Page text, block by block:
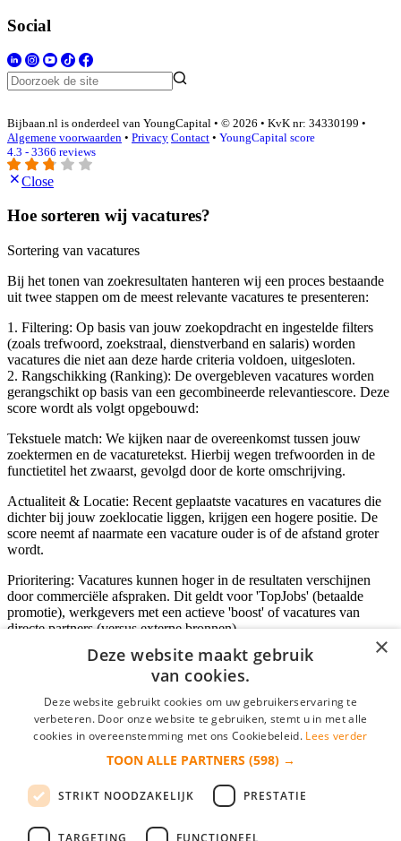
Social
Bijbaan.nl is onderdeel van YoungCapital • © 2026 • KvK nr: 34330199 •
Algemene voorwaarden • Privacy Contact • YoungCapital score
4.3 - 3366 reviews
Close
Hoe sorteren wij vacatures?
Sortering van vacatures
Bij het tonen van zoekresultaten hanteren wij een proces bestaande
uit twee stappen om de meest relevante vacatures te presenteren:
1. Filtering: Op basis van jouw zoekopdracht en ingestelde filters
(zoals trefwoord, zoekstraal, dienstverband en salaris) worden
vacatures die niet aan deze harde criteria voldoen, uitgesloten.
2. Rangschikking (Ranking): De overgebleven vacatures worden
gerangschikt op basis van een gecombineerde relevantiescore. Deze
score wordt als volgt opgebouwd:
Tekstuele match: We kijken naar de overeenkomst tussen jouw
zoektermen en de vacaturetekst. Hierbij wegen trefwoorden in de
functietitel het zwaarst, gevolgd door de korte omschrijving.
Actualiteit & Locatie: Recent geplaatste vacatures en vacatures die
dichter bij jouw zoeklocatie liggen, krijgen een hogere positie. De
score neemt af naarmate een vacature ouder is of de afstand groter
wordt.
Prioritering: Vacatures kunnen hoger in de resultaten verschijnen
door commerciële afspraken. Dit geldt voor 'TopJobs' (betaalde
promotie), werkgevers met een actieve 'boost' of vacatures van
directe partners (versus externe bronnen).
Inloggen als bedrijf
*
login gegevens onthouden
login
×
Deze website maakt gebruik
van cookies.
Deze website gebruikt cookies om uw gebruikerservaring te
verbeteren. Door onze website te gebruiken, stemt u in met alle
cookies in overeenstemming met ons Cookiebeleid. Lees verder
TOON ALLE PARTNERS (598) →
STRIKT NOODZAKELIJK PRESTATIE
TARGETING FUNCTIONEEL